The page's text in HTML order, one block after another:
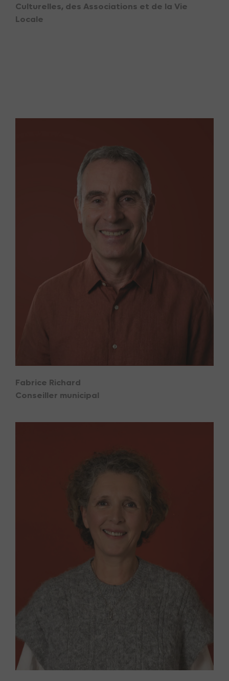
Culturelles, des Associations et de la Vie
Locale
Fabrice Richard
Conseiller municipal